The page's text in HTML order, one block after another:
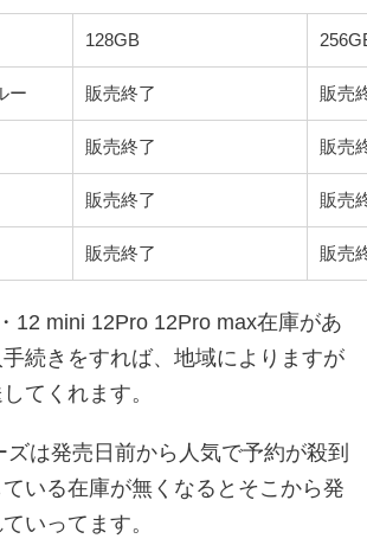
128GB
ー 販売終了 販売
販売終了 販売
販売終了 販売
販売終了 販売
・12 mini 12Pro 12Pro max在庫があ
続きをすれば、地域によりますが
てくれます。
は発売日前から人気で予約が殺到
いる在庫が無くなるとそこから発
いってます。